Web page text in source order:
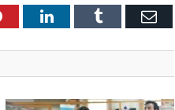
PinterestLinkedInTumblr E-